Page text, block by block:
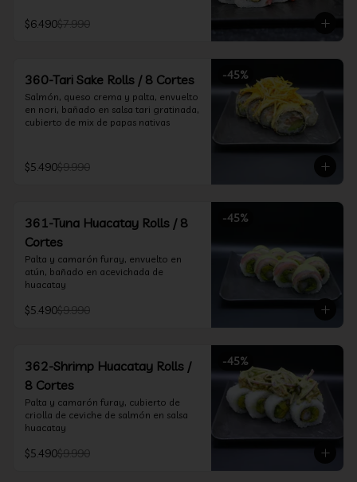
$6.490$7.990
-45%
360-Tari Sake Rolls / 8 Cortes
Salmón, queso crema y palta, envuelto
en nori, bañado en salsa tari gratinada,
cubierto de mix de papas nativas
$5.490$9.990
-45%
361-Tuna Huacatay Rolls / 8
Cortes
Palta y camarón furay, envuelto en
atún, bañado en acevichada de
huacatay
$5.490$9.990
-45%
362-Shrimp Huacatay Rolls /
8 Cortes
Palta y camarón furay, cubierto de
criolla de ceviche de salmón en salsa
huacatay
$5.490$9.990